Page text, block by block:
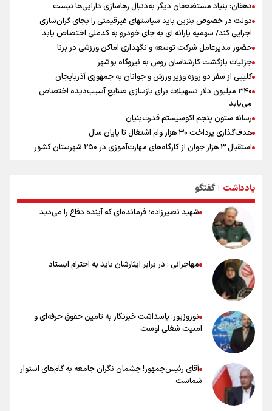
دهقان: بنیاد مستضعفان دیگر به‌دنبال رهاسازی دارایی‌ها نیست
دولت در خصوص بنزین باید سیاستهای غیرقیمتی را بجای گران‌سازی
اجرایی کند/ سهمیه یارانه ای به جای خودرو به کدملی اختصاص یابد
حضور مدیرعامل شرکت توسعه و نگهداری اماکن ورزشی در برنا
جزئیات بازگشت کارشناسان روس به نیروگاه بوشهر
کلیپی از سفر دو روزه وزیر ورزش و جوانان به جمهوری آذربایجان
۳۴۰ میلیون دلار تسهیلات برای بازسازی صنایع آسیب‌دیده اختصاص
می‌یابد
رسانه ستون پنجم اکوسیستم قدرت‌بنیان
هدف‌گذاری پرداخت ۳۰ هزار وام اشتغال تا پایان سال
استقبال ۳ هزار جوان از کارگاه‌های مهارت‌آموزی در ۲۵۰ شهرستان کشور
آمریکاست و ارتباطی به مذاکرات ایران و عمان ندارد
علت نامگذاری ۱۷ مرداد به عنوان روز خبرنگار چیست؟
ورود مواد آلاینده به منابع آب از نگرانی‌های جدی دوران جنگ است/ خطر از
دست رفتن باروری خاک
مروری بر زندگینامه خبرنگار شهید «محمود صارمی»
۱۷ مرداد؛ روز خبرنگار
خانواده شهید لاریجانی: از اظهارات شتاب‌زده درباره چگونگی شهادت اجتناب
کنید
یادداشت | گفتگو
شهید نصیرزاده؛ فرمانده‌ای که آینده دفاع را می‌دید
مهاجرانی : در برابر ایثارشان باید به احترام ایستاد
نوروزپور: پاسداشت خبرنگار به تامین حقوق حرفه‌ای و
امنیت شغلی اوست
آقای رئیس‌جمهور! چشمان نگران جامعه به گام‌های استوار
شماست